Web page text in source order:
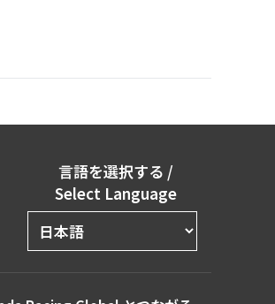
言語を選択する /
Select Language